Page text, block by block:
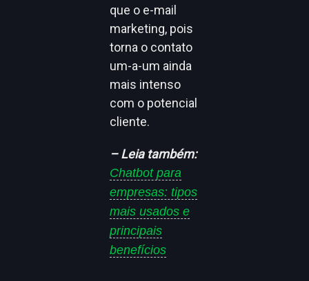
que o e-mail
marketing, pois
torna o contato
um-a-um ainda
mais intenso
com o potencial
cliente.
– Leia também:
Chatbot para
empresas: tipos
mais usados e
principais
benefícios